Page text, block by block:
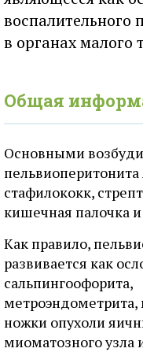
воспалительного
в органах малого
Общая
Основными
стафилококк,
кишечная палочка и
Как правило,
развивается как
сальпингоофорита,
метроэндометрита,
ножки опухоли
миоматозного узла